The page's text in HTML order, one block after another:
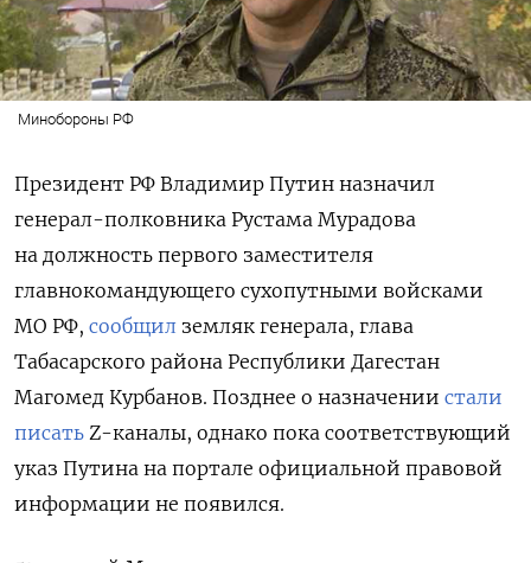
Минобороны РФ
Президент РФ Владимир Путин назначил
генерал-полковника Рустама Мурадова
на должность первого заместителя
главнокомандующего сухопутными войсками
МО РФ, сообщил земляк генерала, глава
Табасарского района Республики Дагестан
Магомед Курбанов. Позднее о назначении стали
писать Z-каналы, однако пока соответствующий
указ Путина на портале официальной правовой
информации не появился.